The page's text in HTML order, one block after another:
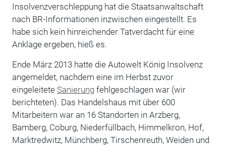
Insolvenzverschleppung hat die Staatsanwaltschaft
nach BR-Informationen inzwischen eingestellt. Es
habe sich kein hinreichender Tatverdacht für eine
Anklage ergeben, hieß es.
Ende März 2013 hatte die Autowelt König Insolvenz
angemeldet, nachdem eine im Herbst zuvor
eingeleitete Sanierungfehlgeschlagen war (wir
berichteten). Das Handelshaus mit über 600
Mitarbeitern war an 16 Standorten in Arzberg,
Bamberg, Coburg, Niederfüllbach, Himmelkron, Hof,
Marktredwitz, Münchberg, Tirschenreuth, Weiden und